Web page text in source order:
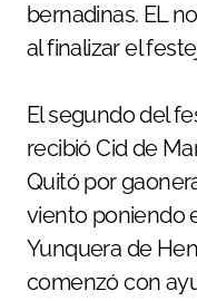
bernadinas. EL
al finalizar el
El segundo del
recibió Cid de
Quitó por
viento poniendo
Yunquera de
comenzó con